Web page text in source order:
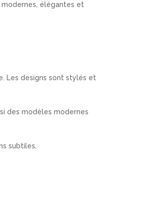
élégantes et
Les designs sont stylés et
des modèles modernes
subtiles.